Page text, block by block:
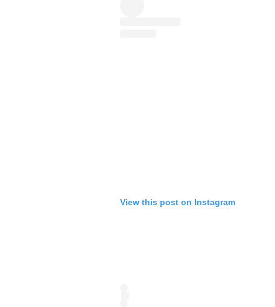
View this post on Instagram